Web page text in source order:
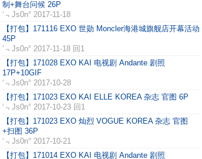
制+舞台问候 26P
‘﹃Js0n° 2017-11-18
【打包】171116 EXO 世勋 Moncler海港城旗舰店开幕活动
45P
‘﹃Js0n° 2017-11-18 回1
【打包】171028 EXO KAI 电视剧 Andante 剧照
17P+10GIF
‘﹃Js0n° 2017-10-28
【打包】171023 EXO KAI ELLE KOREA 杂志 官图 6P
‘﹃Js0n° 2017-10-23 回1
【打包】171023 EXO 灿烈 VOGUE KOREA 杂志 官图
+扫图 36P
‘﹃Js0n° 2017-10-21
【打包】171014 EXO KAI 电视剧 Andante 剧照